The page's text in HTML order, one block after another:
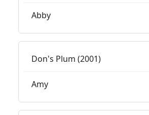
Abby
Don's Plum (2001)
Amy